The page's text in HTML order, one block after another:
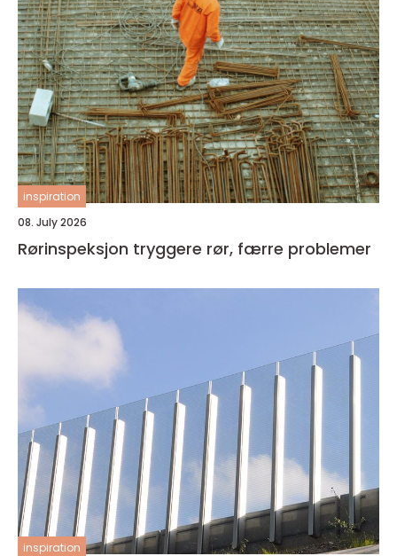
inspiration
08. July 2026
Rørinspeksjon tryggere rør, færre problemer
inspiration